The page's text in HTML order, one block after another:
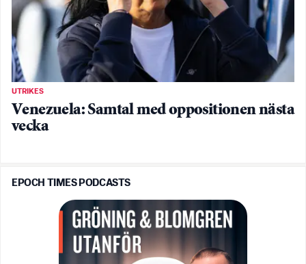
UTRIKES
Venezuela: Samtal med oppositionen nästa
vecka
EPOCH TIMES PODCASTS